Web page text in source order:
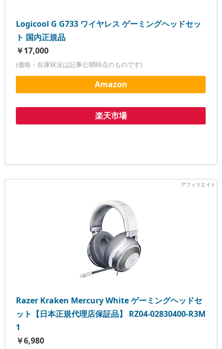
Logicool G G733 ワイヤレス ゲーミングヘッドセッ
ト 国内正規品
￥17,000
(価格・在庫状況は記事公開時点のものです)
Amazon
楽天市場
Razer Kraken Mercury White ゲーミングヘッドセ
ット【日本正規代理店保証品】 RZ04-02830400-R3M
1
￥6,980